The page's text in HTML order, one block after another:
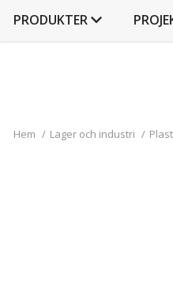
PRODUKTER
Hem / Lager och industri /